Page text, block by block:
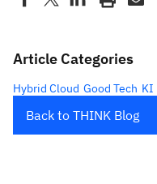
Article Categories
Hybrid Cloud Good Tech KI
Back to THINK Blog